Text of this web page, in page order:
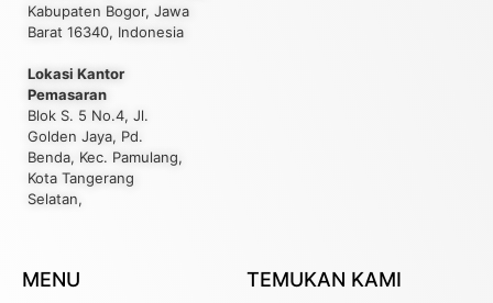
Kabupaten Bogor, Jawa
Barat 16340, Indonesia
Lokasi Kantor
Pemasaran
Blok S. 5 No.4, Jl.
Golden Jaya, Pd.
Benda, Kec. Pamulang,
Kota Tangerang
Selatan,
MENU TEMUKAN KAMI